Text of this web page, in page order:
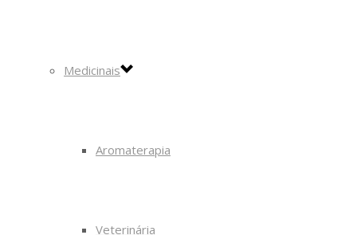
Medicinais
Aromaterapia
Veterinária